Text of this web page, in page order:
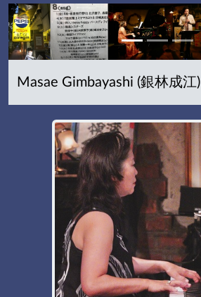
Masae Gimbayashi (銀林成江)